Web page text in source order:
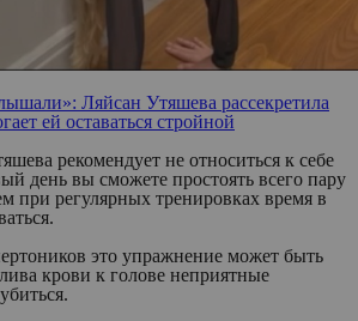
Ляйсан Утяшева рассекретила
ей оставаться стройной
рекомендует не относиться к себе
день вы сможете простоять всего пару
при регулярных тренировках время в
это упражнение может быть
крови к голове неприятные